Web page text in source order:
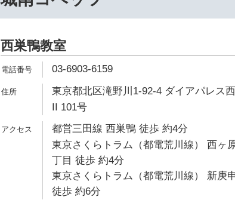
西巣鴨教室
03-6903-6159
東京都北区滝野川1-92-4 ダイアパレス
II 101号
都営三田線 西巣鴨 徒歩 約4分
東京さくらトラム（都電荒川線） 西ヶ
丁目 徒歩 約4分
東京さくらトラム（都電荒川線） 新庚
徒歩 約6分